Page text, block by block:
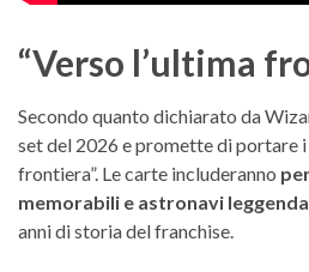
“Verso l’ultima
Secondo quanto dichiarato da
set del 2026 e promette di portare
frontiera”. Le carte includeranno
memorabili e astronavi
anni di storia del franchise.